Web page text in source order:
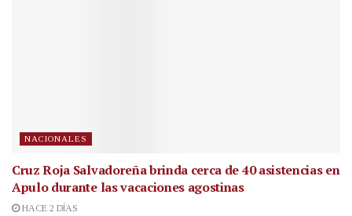
NACIONALES
Cruz Roja Salvadoreña brinda cerca de 40 asistencias en
Apulo durante las vacaciones agostinas
HACE 2 DÍAS